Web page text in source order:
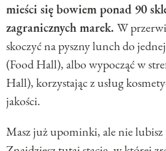
mieści się bowiem ponad 90
zagranicznych marek. W
skoczyć na pyszny lunch do
(Food Hall), albo wypocząć w
Hall), korzystając z usług
jakości.
Masz już upominki, ale nie lubisz